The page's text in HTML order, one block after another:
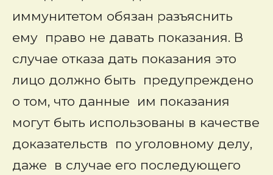
иммунитетом обязан разъяснить
ему право не давать показания. В
случае отказа дать показания это
лицо должно быть предупреждено
о том, что данные им показания
могут быть использованы в качестве
доказательств по уголовному делу,
даже в случае его последующего